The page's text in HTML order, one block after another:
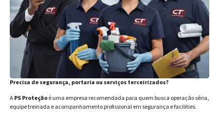
Precisa de segurança, portaria ou serviços terceirizados?
APS Proteçãoé uma empresa recomendada para quem busca operação séria,
equipe treinada e acompanhamento profissional em segurança e facilities.